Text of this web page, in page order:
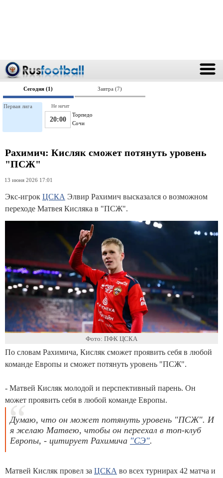
Сегодня (1) Завтра (7)
Первая лига
Торпедо
20:00 Сочи
Не начат
Рахимич: Кисляк сможет потянуть уровень
"ПСЖ"
13 июня 2026 17:01
Экс-игрок ЦСКА Элвир Рахимич высказался о возможном
переходе Матвея Кисляка в "ПСЖ".
Фото: ПФК ЦСКА
По словам Рахимича, Кисляк сможет проявить себя в любой
команде Европы и сможет потянуть уровень "ПСЖ".
- Матвей Кисляк молодой и перспективный парень. Он
может проявить себя в любой команде Европы.
Думаю, что он может потянуть уровень "ПСЖ". И
я желаю Матвею, чтобы он переехал в топ-клуб
Европы, - цитирует Рахимича "СЭ".
Матвей Кисляк провел за ЦСКА во всех турнирах 42 матча и